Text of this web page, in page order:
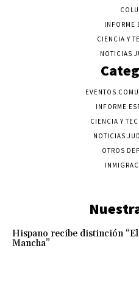
INFORME
CIENCIA Y
NOTICIAS
EVENTOS
INFORME
CIENCIA Y
NOTICIAS
OTROS
Hispano recibe distinción
Mancha”